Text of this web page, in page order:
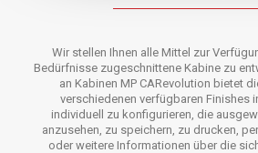
Wir stellen Ihnen alle Mittel zur
Bedürfnisse zugeschnittene Kabine zu
an Kabinen MP CARevolution bietet
verschiedenen verfügbaren Finishes
individuell zu konfigurieren, die
anzusehen, zu speichern, zu drucken,
oder weitere Informationen über die